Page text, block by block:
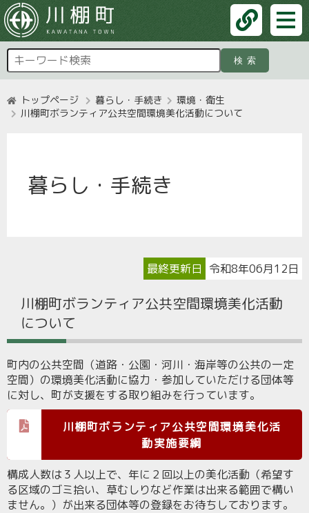
検索
トップページ 暮らし・手続き
環境・衛生
川棚町ボランティア公共空間環境美化活動について
暮らし・手続き
最終更新日 令和8年06月12日
川棚町ボランティア公共空間環境美化活動
について
町内の公共空間（道路・公園・河川・海岸等の公共の一定
空間）の環境美化活動に協力・参加していただける団体等
に対し、町が支援をする取り組みを行っています。
川棚町ボランティア公共空間環境美化活
動実施要綱
構成人数は３人以上で、年に２回以上の美化活動（希望す
る区域のゴミ拾い、草むしりなど作業は出来る範囲で構い
ません。）が出来る団体等の登録をお待ちしております。